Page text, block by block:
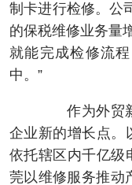
制卡进行检修。公
的保税维修业务量
就能完成检修流
中。”
作为外贸新业
企业新的增长点。
依托辖区内千亿级
莞以维修服务推动